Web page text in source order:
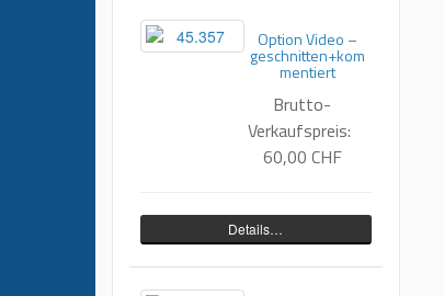
Option Video –
geschnitten+kom
mentiert
Brutto-
Verkaufspreis:
60,00 CHF
Details…